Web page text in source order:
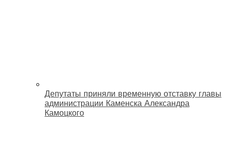
Депутаты приняли временную отставку главы
администрации Каменска Александра
Камоцкого